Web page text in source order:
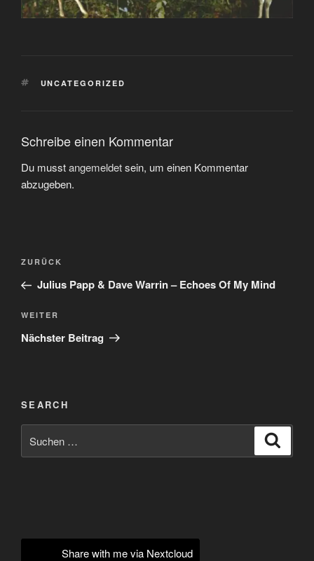
SCHLAGWÖRTER
UNCATEGORIZED
Schreibe einen Kommentar
Du musstangemeldetsein, um einen Kommentar
abzugeben.
Beitragsnavigation
Vorheriger
Beitrag
ZURÜCK
Julius Papp & Dave Warrin – Echoes Of My Mind
Nächster
Beitrag
WEITER
Nächster Beitrag
SEARCH
nach:
Share with me via Nextcloud